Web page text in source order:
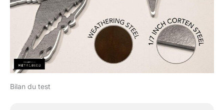
Bilan du test